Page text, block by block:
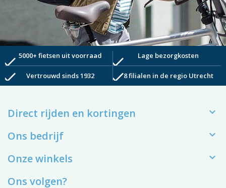
check5000+ fietsen uit voorraad check Lage bezorgkosten
check Vertrouwd sinds 1932 check8 filialen in de regio Utrecht
Direct rijden en kortingen 
Ons bedrijf 
Onze winkels 
Ons volgen?